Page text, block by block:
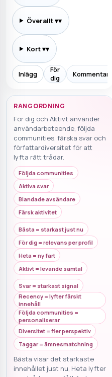
Överallt▾
Kort▾
Inlägg
För
dig
Kommentarer
RANGORDNING
För dig och Aktivt använder
användarbeteende, följda
communities, färska svar och
författardiversitet för att
lyfta rätt trådar.
Följda communities
Aktiva svar
Blandade avsändare
Färsk aktivitet
Bästa = starkast just nu
För dig = relevans per profil
Heta = ny fart
Aktivt = levande samtal
Svar = starkast signal
Recency = lyfter färskt
innehåll
Följda communities =
personaliserar
Diversitet = fler perspektiv
Taggar = ämnesmatchning
Bästa visar det starkaste
innehållet just nu, Heta lyfter